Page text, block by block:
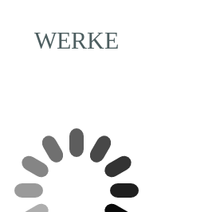
WERKE